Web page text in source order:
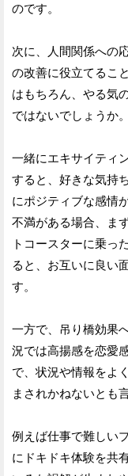
のです。
次に、人間関係への
の改善に役立てるこ
はもちろん、やる気
ではないでしょうか。
一緒にエキサイティ
すると、好きな気持
にポジティブな感情
不満がある場合、ま
トコースターに乗っ
ると、お互いに良い
す。
一方で、吊り橋効果
況では高揚感を恋愛
で、状況や情報をよ
まされかねないとも
例えば仕事で難しい
にドキドキ体験を共